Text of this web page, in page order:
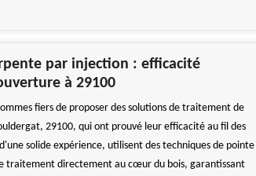
par injection : efficacité
à 29100
fiers de proposer des solutions de traitement de
29100, qui ont prouvé leur efficacité au fil des
solide expérience, utilisent des techniques de pointe
traitement directement au cœur du bois, garantissant